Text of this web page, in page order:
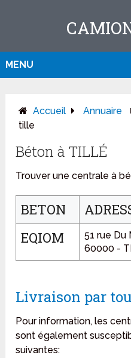
MENU
Accueil Annuaire
tille
Béton à TILLÉ
Trouver une centrale à
BETON
EQIOM
51 rue Du
60000 -
Livraison par
Pour information, les
sont également
suivantes: